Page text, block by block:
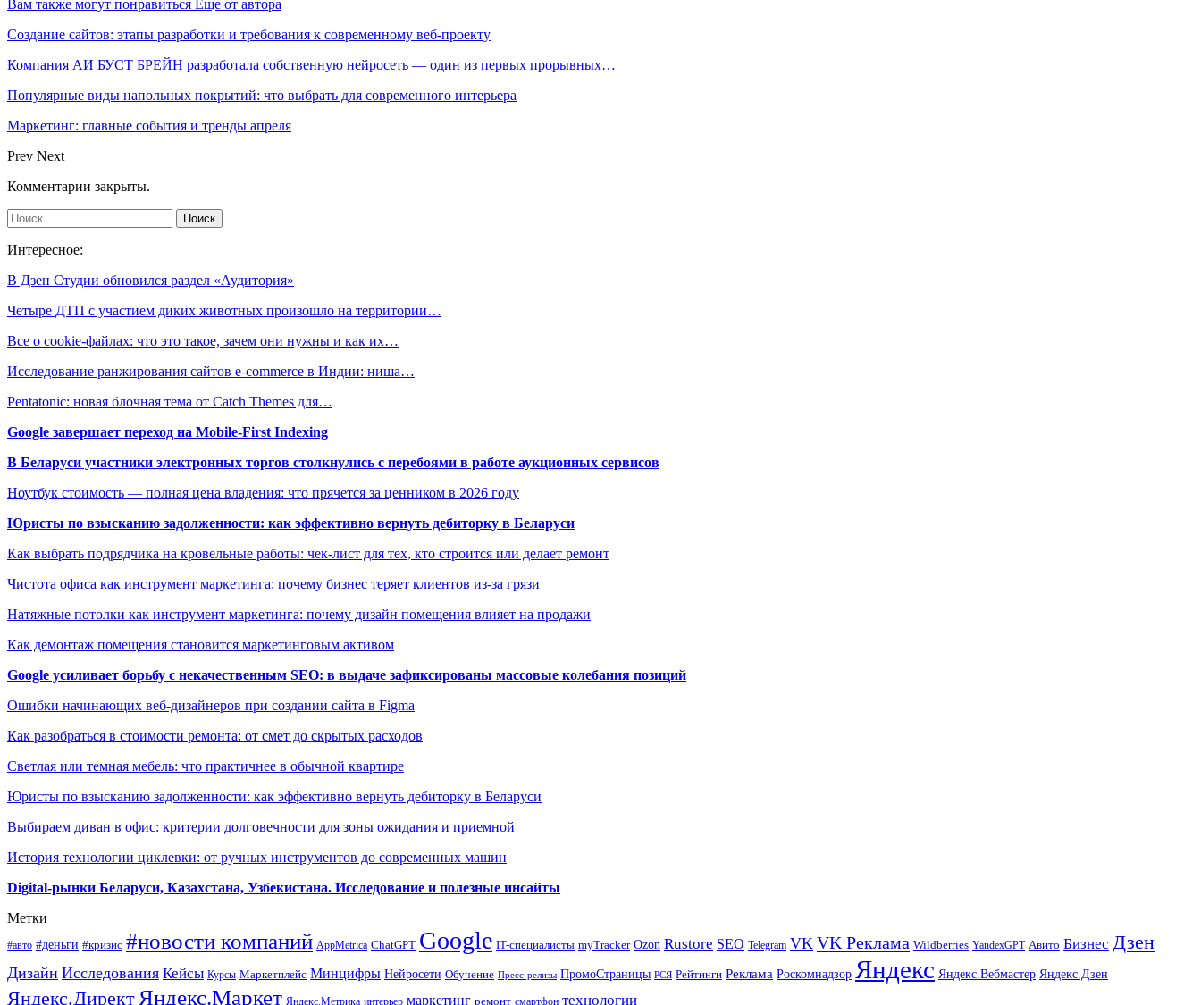
Вам также могут понравиться Еще от автора
Создание сайтов: этапы разработки и требования к современному веб-проекту
Компания АИ БУСТ БРЕЙН разработала собственную нейросеть — один из первых прорывных…
Популярные виды напольных покрытий: что выбрать для современного интерьера
Маркетинг: главные события и тренды апреля
Prev Next
Комментарии закрыты.
Интересное:
В Дзен Студии обновился раздел «Аудитория»
Четыре ДТП с участием диких животных произошло на территории…
Все о cookie-файлах: что это такое, зачем они нужны и как их…
Исследование ранжирования сайтов e-commerce в Индии: ниша…
Pentatonic: новая блочная тема от Catch Themes для…
Google завершает переход на Mobile-First Indexing
В Беларуси участники электронных торгов столкнулись с перебоями в работе аукционных сервисов
Ноутбук стоимость — полная цена владения: что прячется за ценником в 2026 году
Юристы по взысканию задолженности: как эффективно вернуть дебиторку в Беларуси
Как выбрать подрядчика на кровельные работы: чек-лист для тех, кто строится или делает ремонт
Чистота офиса как инструмент маркетинга: почему бизнес теряет клиентов из-за грязи
Натяжные потолки как инструмент маркетинга: почему дизайн помещения влияет на продажи
Как демонтаж помещения становится маркетинговым активом
Google усиливает борьбу с некачественным SEO: в выдаче зафиксированы массовые колебания позиций
Ошибки начинающих веб-дизайнеров при создании сайта в Figma
Как разобраться в стоимости ремонта: от смет до скрытых расходов
Светлая или темная мебель: что практичнее в обычной квартире
Юристы по взысканию задолженности: как эффективно вернуть дебиторку в Беларуси
Выбираем диван в офис: критерии долговечности для зоны ожидания и приемной
История технологии циклевки: от ручных инструментов до современных машин
Digital-рынки Беларуси, Казахстана, Узбекистана. Исследование и полезные инсайты
Метки
#авто #деньги #кризис #новости компаний AppMetrica ChatGPT Google IT-специалисты myTracker Ozon Rustore SEO Telegram VK VK Реклама Wildberries YandexGPT Авито Бизнес Дзен
Дизайн Исследования Кейсы Курсы Маркетплейс Минцифры Нейросети Обучение Пресс-релизы ПромоСтраницы РСЯ Рейтинги Реклама Роскомнадзор Яндекс Яндекс.Вебмастер Яндекс.Дзен
Яндекс.ДиректЯндекс.Маркет Яндекс.Метрика интерьер маркетинг ремонт смартфон технологии